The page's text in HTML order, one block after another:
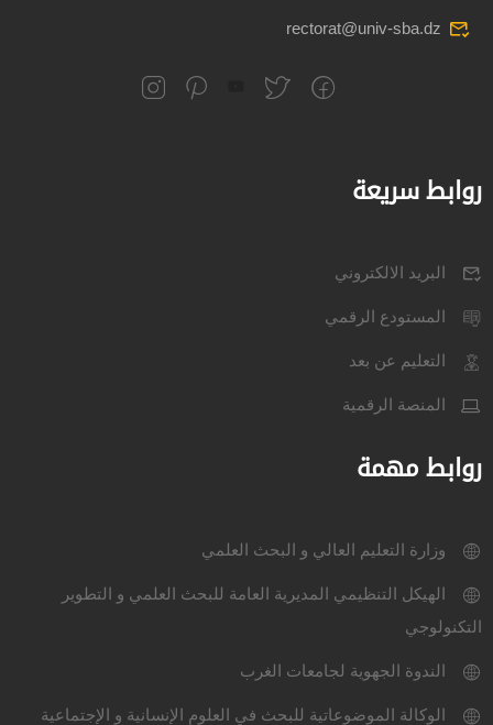
rectorat@univ-sba.dz
روابط سريعة
البريد الالكتروني
المستودع الرقمي
التعليم عن بعد
المنصة الرقمية
روابط مهمة
وزارة التعليم العالي و البحث العلمي
الهيكل التنظيمي المديرية العامة للبحث العلمي و التطوير
التكنولوجي
الندوة الجهوية لجامعات الغرب
الوكالة الموضوعاتية للبحث في العلوم الإنسانية و الإجتماعية